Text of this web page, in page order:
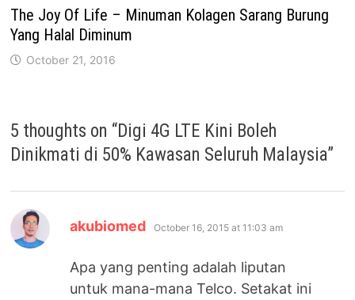
The Joy Of Life – Minuman Kolagen Sarang Burung
Yang Halal Diminum
October 21, 2016
5 thoughts on “Digi 4G LTE Kini Boleh
Dinikmati di 50% Kawasan Seluruh Malaysia”
akubiomed says:
October 16, 2015 at 11:03 am
Apa yang penting adalah liputan
untuk mana-mana Telco. Setakat ini